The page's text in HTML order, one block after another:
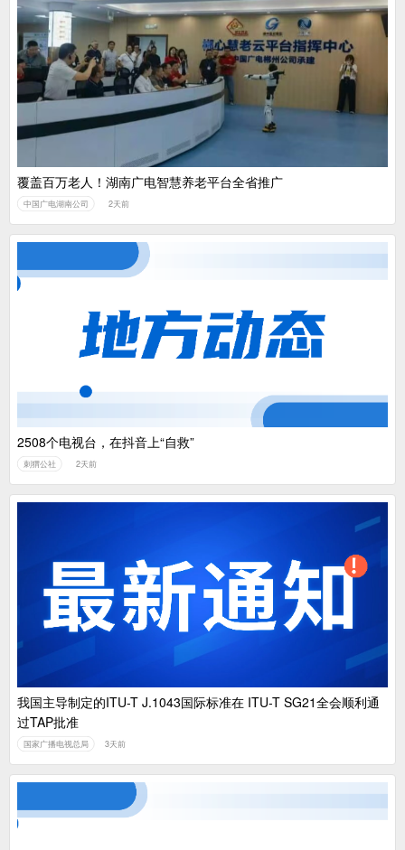
覆盖百万老人！湖南广电智慧养老平台全省推广
中国广电湖南公司 2天前
2508个电视台，在抖音上“自救”
刺猬公社 2天前
我国主导制定的ITU-T J.1043国际标准在 ITU-T SG21全会顺利通
过TAP批准
国家广播电视总局 3天前